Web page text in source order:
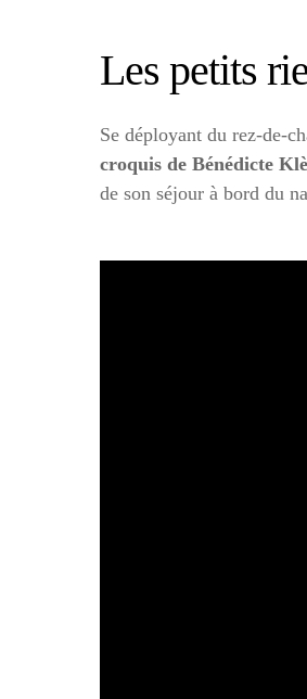
Les petits
Se déployant du rez-de-
croquis de Bénédicte
de son séjour à bord du